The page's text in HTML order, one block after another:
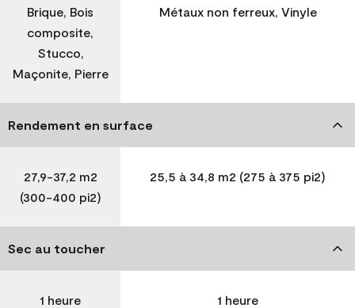
Brique, Bois
composite,
Stucco,
Maçonite, Pierre
Métaux non ferreux, Vinyle
Rendement en surface
27,9-37,2 m2
(300-400 pi2)
25,5 à 34,8 m2 (275 à 375 pi2)
Sec au toucher
1 heure 1 heure